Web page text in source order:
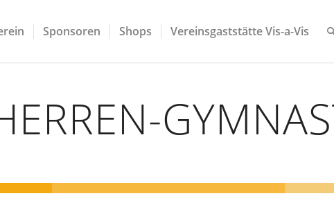
Sponsoren Shops Vereinsgaststätte Vis-a-Vis